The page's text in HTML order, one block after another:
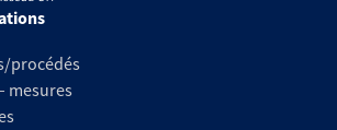
procédés
mesures